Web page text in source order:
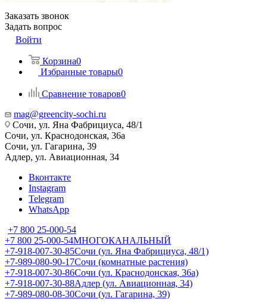
Заказать звонок
Задать вопрос
Войти
Корзина0
Избранные товары0
Сравнение товаров0
mag@greencity-sochi.ru
Сочи, ул. Яна Фабрициуса, 48/1
Сочи, ул. Краснодонская, 36а
Сочи, ул. Гагарина, 39
Адлер, ул. Авиационная, 34
Вконтакте
Instagram
Telegram
WhatsApp
+7 800 25-000-54
+7 800 25-000-54МНОГОКАНАЛЬНЫЙ
+7-918-007-30-85Сочи (ул. Яна Фабрициуса, 48/1)
+7-989-080-90-17Сочи (комнатные растения)
+7-918-007-30-86Сочи (ул. Краснодонская, 36а)
+7-918-007-30-88Адлер (ул. Авиационная, 34)
+7-989-080-08-30Сочи (ул. Гагарина, 39)